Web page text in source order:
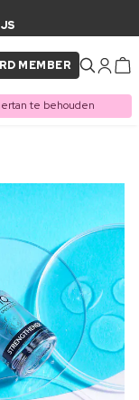
MEMBER
te behouden